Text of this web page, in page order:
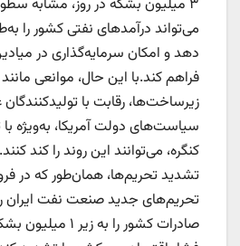
۳ میلیون بشکه در روز، مشابه
می‌تواند درآمد‌های نفتی کشور را
دهد و امکان سرمایه‌گذاری در
فراهم کند.با این حال، موانعی
زیرساخت‌ها، رقابت با
سیاست‌های دولت آمریکا، به‌ویژه
کنگره، می‌توانند این روند را کند
تحریم‌های جدید صنعت نفت ایران
صادرات کشور را